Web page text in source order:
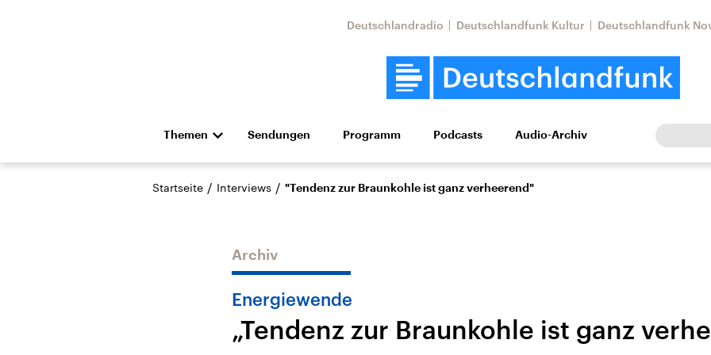
Deutschlandradio Deutschlandfunk Kultur Deutschlandfunk
Themen
Die Nachrichten Politik Wirtschaft Wissen Kultur Europa
Hörspiel und Feature Musik
Landtagswahl Sachsen-
Anhalt 2026
USA
Nahostkonflikt
Iran
Sendungen Programm Podcasts Audio-Archiv
Startseite / Interviews / "Tendenz zur Braunkohle ist ganz verheerend"
Archiv
Energiewende
„Tendenz zur Braunkohle ist ganz